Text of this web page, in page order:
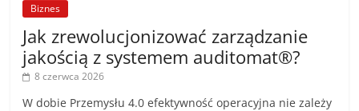
Biznes
Jak zrewolucjonizować zarządzanie
jakością z systemem auditomat®?
8 czerwca 2026
W dobie Przemysłu 4.0 efektywność operacyjna nie zależy